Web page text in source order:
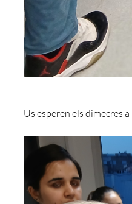
Us esperen els dimecres